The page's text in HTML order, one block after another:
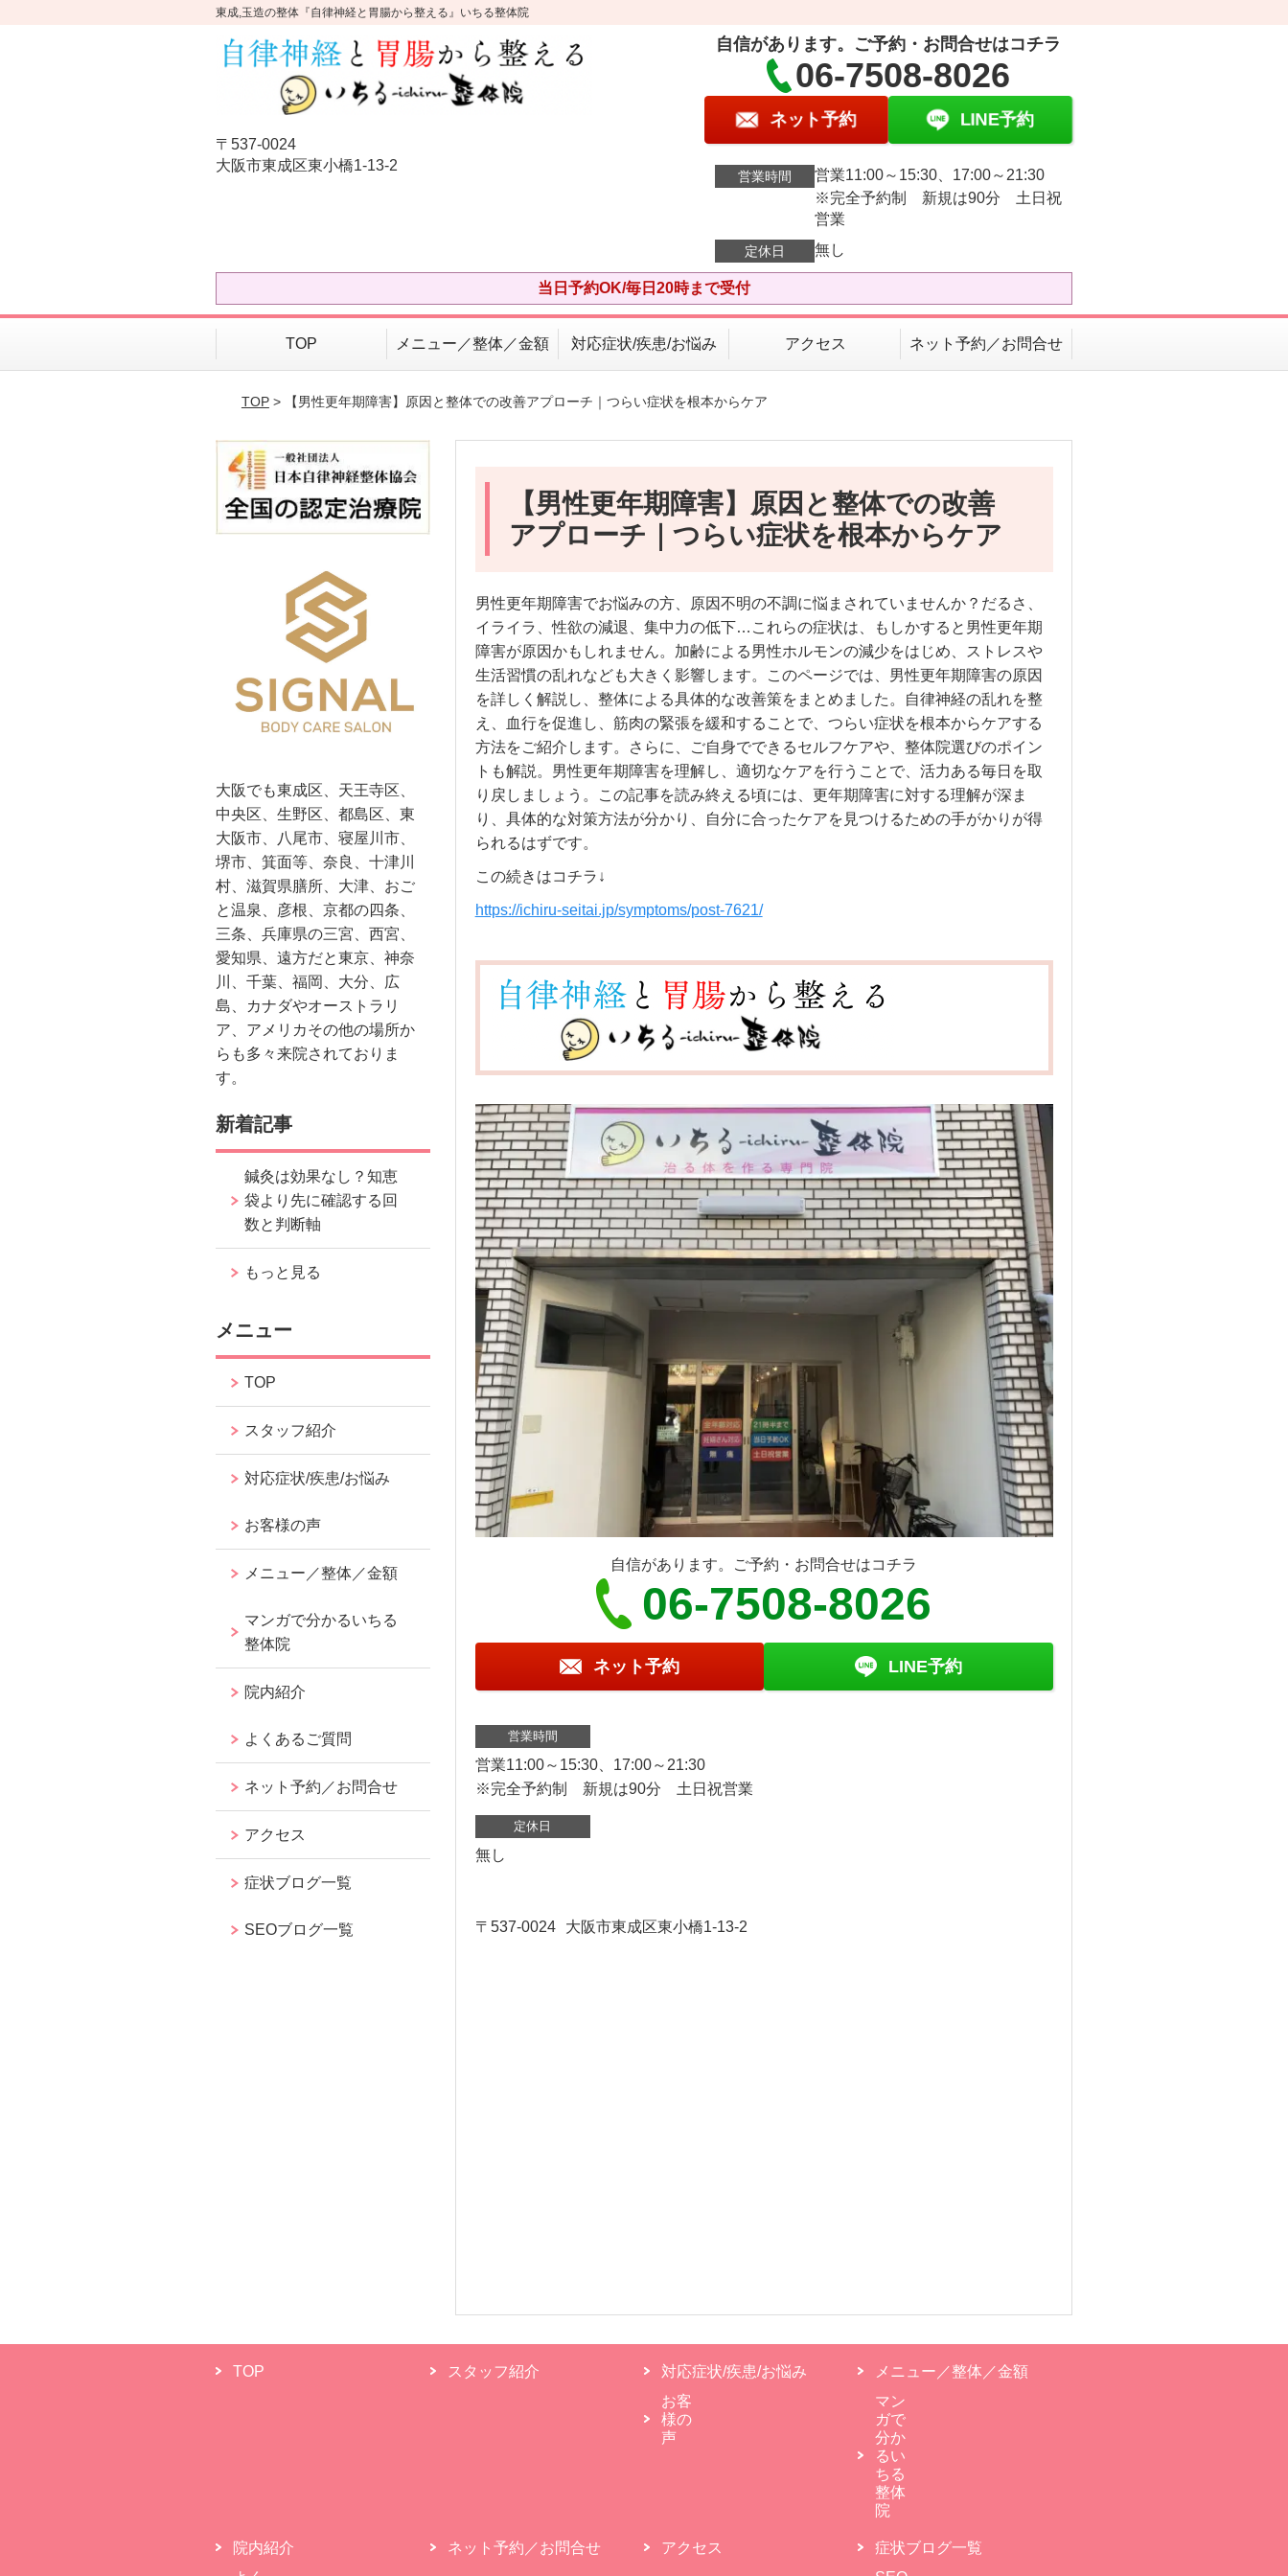
東成,玉造の整体『自律神経と胃腸から整える』いちる整体院
〒537-0024
大阪市東成区東小橋1-13-2
自信があります。ご予約・お問合せはコチラ
06-7508-8026
ネット予約 LINE予約
営業時間
営業11:00～15:30、17:00～21:30
※完全予約制 新規は90分 土日祝
営業
定休日 無し
当日予約OK/毎日20時まで受付
TOP メニュー／整体／金額 対応症状/疾患/お悩み アクセス ネット予約／お問合せ
TOP> 【男性更年期障害】原因と整体での改善アプローチ｜つらい症状を根本からケア
【男性更年期障害】原因と整体での改善
アプローチ｜つらい症状を根本からケア
男性更年期障害でお悩みの方、原因不明の不調に悩まされていませんか？だるさ、
イライラ、性欲の減退、集中力の低下…これらの症状は、もしかすると男性更年期
障害が原因かもしれません。加齢による男性ホルモンの減少をはじめ、ストレスや
生活習慣の乱れなども大きく影響します。このページでは、男性更年期障害の原因
を詳しく解説し、整体による具体的な改善策をまとめました。自律神経の乱れを整
え、血行を促進し、筋肉の緊張を緩和することで、つらい症状を根本からケアする
方法をご紹介します。さらに、ご自身でできるセルフケアや、整体院選びのポイン
トも解説。男性更年期障害を理解し、適切なケアを行うことで、活力ある毎日を取
り戻しましょう。この記事を読み終える頃には、更年期障害に対する理解が深ま
り、具体的な対策方法が分かり、自分に合ったケアを見つけるための手がかりが得
られるはずです。
この続きはコチラ↓
https://ichiru-seitai.jp/symptoms/post-7621/
自信があります。ご予約・お問合せはコチラ
06-7508-8026
ネット予約 LINE予約
営業時間
営業11:00～15:30、17:00～21:30
※完全予約制 新規は90分 土日祝営業
定休日
無し
〒537-0024 大阪市東成区東小橋1-13-2
大阪でも東成区、天王寺区、
中央区、生野区、都島区、東
大阪市、八尾市、寝屋川市、
堺市、箕面等、奈良、十津川
村、滋賀県膳所、大津、おご
と温泉、彦根、京都の四条、
三条、兵庫県の三宮、西宮、
愛知県、遠方だと東京、神奈
川、千葉、福岡、大分、広
島、カナダやオーストラリ
ア、アメリカその他の場所か
らも多々来院されておりま
す。
新着記事
鍼灸は効果なし？知恵
袋より先に確認する回
数と判断軸
もっと見る
メニュー
TOP
スタッフ紹介
対応症状/疾患/お悩み
お客様の声
メニュー／整体／金額
マンガで分かるいちる
整体院
院内紹介
よくあるご質問
ネット予約／お問合せ
アクセス
症状ブログ一覧
SEOブログ一覧
TOP スタッフ紹介
対応症状/疾患/お悩み
お客
様の
声
メニュー／整体／金額
マン
ガで
分か
るい
ちる
整体
院
院内紹介
ネット予約／お問合せ アクセス
症状ブログ一覧